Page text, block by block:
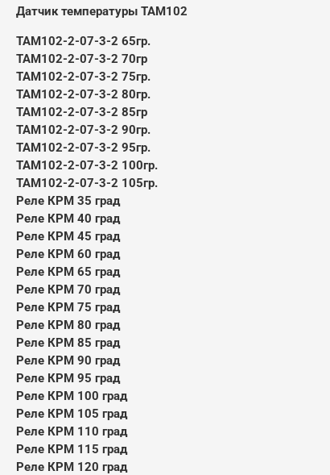
Датчик температуры ТАМ102
ТАМ102-2-07-3-2 65гр.
ТАМ102-2-07-3-2 70гр
ТАМ102-2-07-3-2 75гр.
ТАМ102-2-07-3-2 80гр.
ТАМ102-2-07-3-2 85гр
ТАМ102-2-07-3-2 90гр.
ТАМ102-2-07-3-2 95гр.
ТАМ102-2-07-3-2 100гр.
ТАМ102-2-07-3-2 105гр.
Реле КРМ 35 град
Реле КРМ 40 град
Реле КРМ 45 град
Реле КРМ 60 град
Реле КРМ 65 град
Реле КРМ 70 град
Реле КРМ 75 град
Реле КРМ 80 град
Реле КРМ 85 град
Реле КРМ 90 град
Реле КРМ 95 град
Реле КРМ 100 град
Реле КРМ 105 град
Реле КРМ 110 град
Реле КРМ 115 град
Реле КРМ 120 град